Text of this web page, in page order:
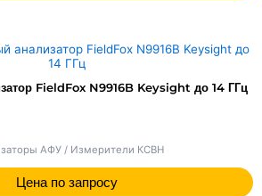
Цена по запросу
АФУ / Измерители КСВН
FieldFox N9916B Keysight до 14 ГГц